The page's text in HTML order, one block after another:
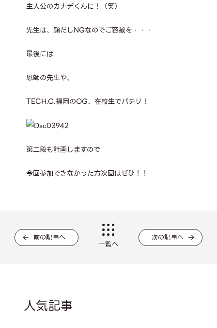
主人公のカナデくんに！（笑）
先生は、顔だしNGなのでご容赦を・・・
最後には
恩師の先生や、
TECH.C.福岡のOG、在校生でパチリ！
第二段も計画しますので
今回参加できなかった方次回はぜひ！！
前の記事へ
一覧へ
次の記事へ
人気記事